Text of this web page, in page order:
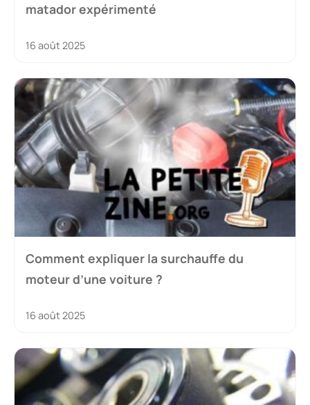
matador expérimenté
16 août 2025
Comment expliquer la surchauffe du
moteur d’une voiture ?
16 août 2025